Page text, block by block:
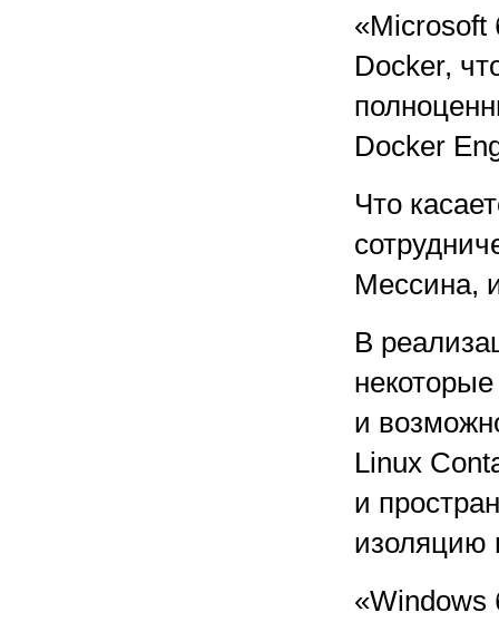
«Microsoft
Docker,
Docker
Что
Мессина,
В
и
Linux
и
изоляцию
«Windows